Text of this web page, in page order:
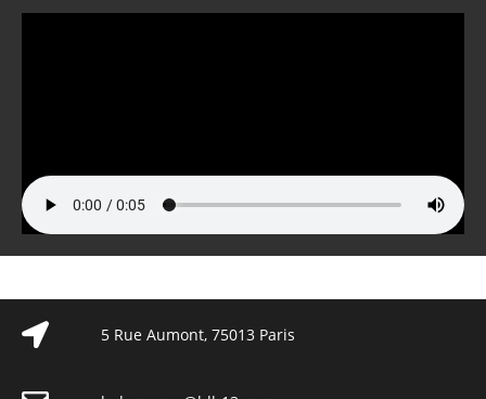
5 Rue Aumont, 75013 Paris